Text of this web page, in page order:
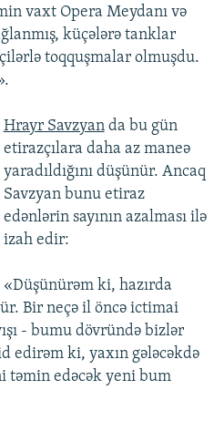
vaxt Opera Meydanı və
küçələrə tanklar
toqquşmalar olmuşdu.
Hrayr Savzyanda bu gün
etirazçılara daha az maneə
yaradıldığını düşünür. Ancaq
Savzyan bunu etiraz
edənlərin sayının azalması ilə
izah edir:
«Düşünürəm ki, hazırda
Bir neçə il öncə ictimai
- bumu dövründə bizlər
edirəm ki, yaxın gələcəkdə
təmin edəcək yeni bum